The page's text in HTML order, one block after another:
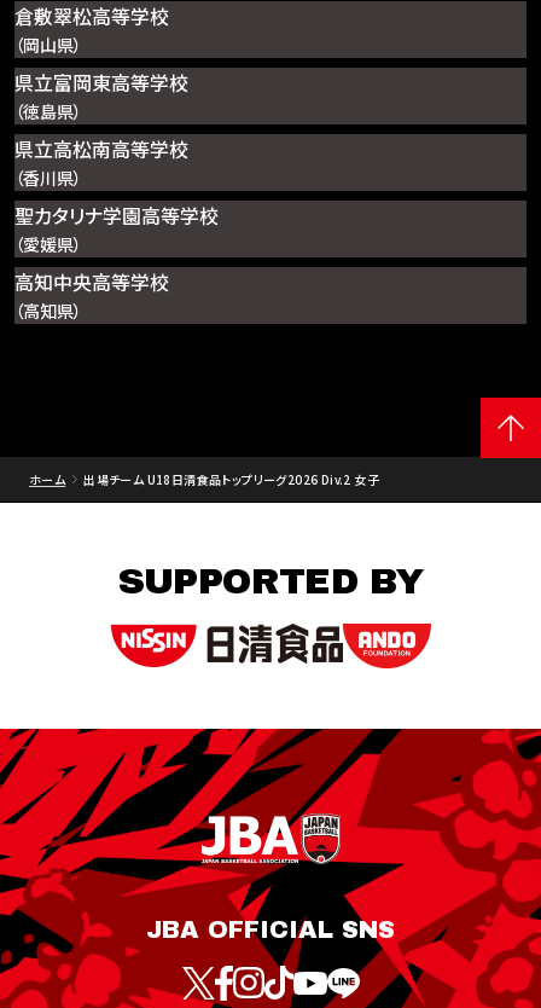
倉敷翠松高等学校
（岡山県）
県立富岡東高等学校
（徳島県）
県立高松南高等学校
（香川県）
聖カタリナ学園高等学校
（愛媛県）
高知中央高等学校
（高知県）
ホーム 出場チーム U18日清食品トップリーグ2026 Div.2 女子
SUPPORTED BY
JBA OFFICIAL SNS